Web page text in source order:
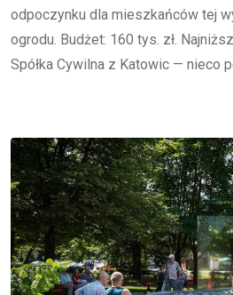
odpoczynku dla mieszkańców tej
ogrodu. Budżet: 160 tys. zł.
Spółka Cywilna z Katowic — nieco